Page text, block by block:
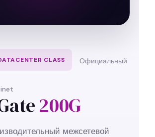
CLASS Официальный
200G
межсетевой